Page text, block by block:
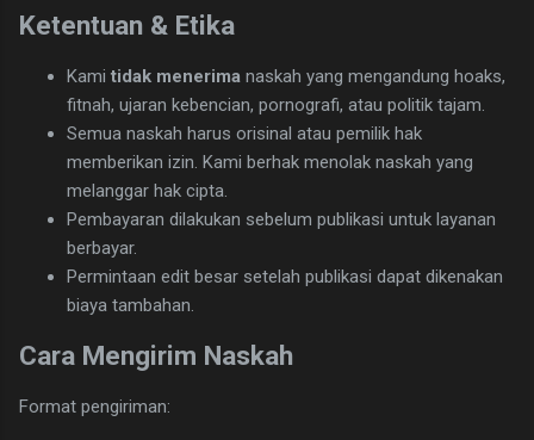
Ketentuan & Etika
Kami tidak menerima naskah yang mengandung hoaks,
fitnah, ujaran kebencian, pornografi, atau politik tajam.
Semua naskah harus orisinal atau pemilik hak
memberikan izin. Kami berhak menolak naskah yang
melanggar hak cipta.
Pembayaran dilakukan sebelum publikasi untuk layanan
berbayar.
Permintaan edit besar setelah publikasi dapat dikenakan
biaya tambahan.
Cara Mengirim Naskah
Format pengiriman: